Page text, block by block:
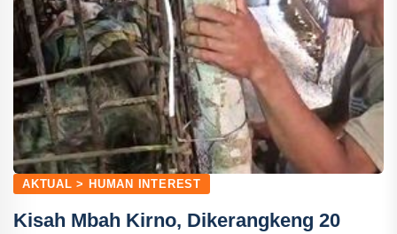
AKTUAL > HUMAN INTEREST
Kisah Mbah Kirno, Dikerangkeng 20